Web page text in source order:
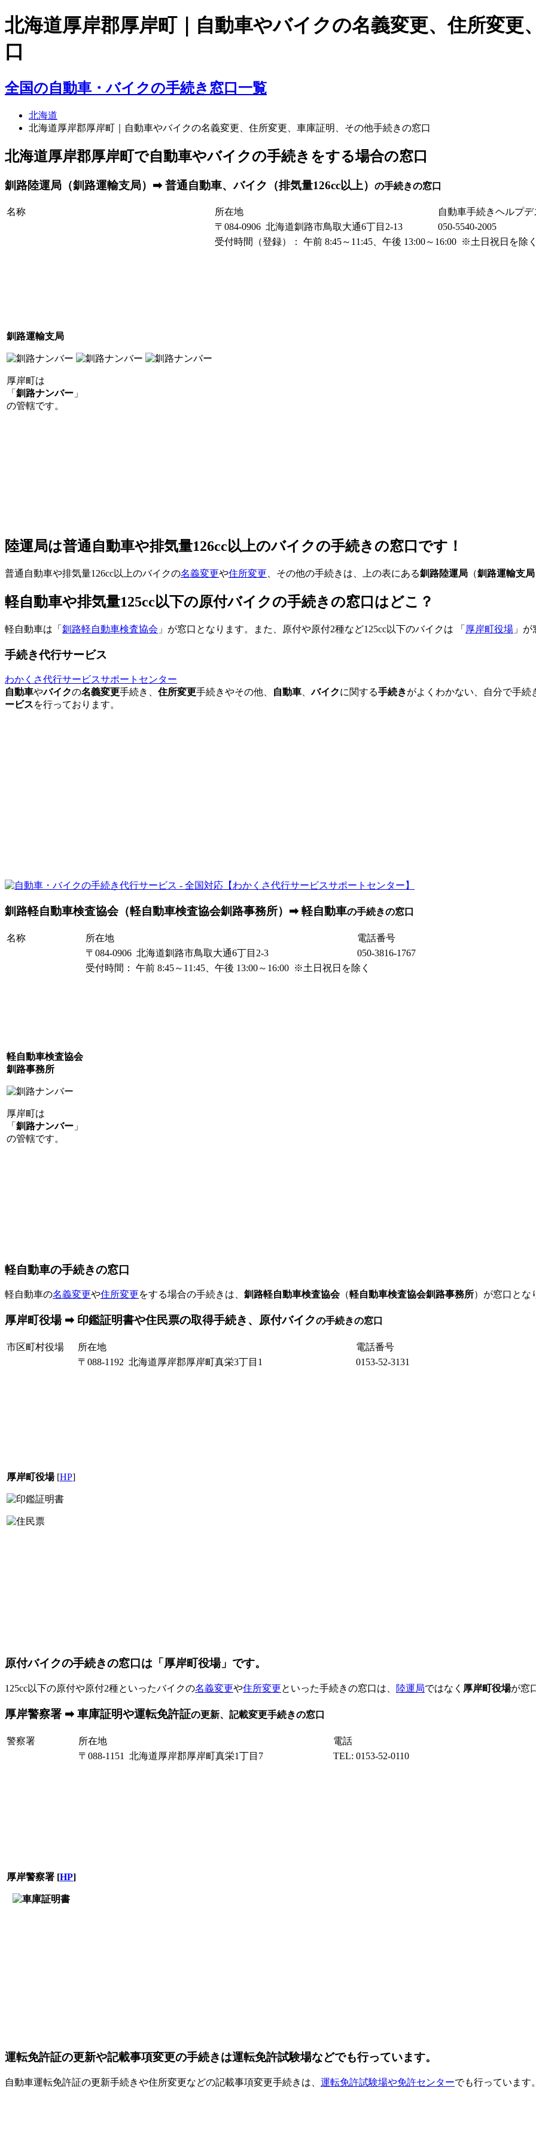
北海道厚岸郡厚岸町｜自動車やバイクの名義変更、住所変更
口
全国の自動車・バイクの手続き窓口一覧
北海道
北海道厚岸郡厚岸町｜自動車やバイクの名義変更、住所変更、車庫証明、その他手続きの窓口
北海道厚岸郡厚岸町で自動車やバイクの手続きをする場合の窓口
釧路陸運局（釧路運輸支局）➡ 普通自動車、バイク（排気量126cc以上） の手続きの窓口
名称 所在地 自動車手続きヘルプデ
釧路運輸支局
厚岸町は
「 釧路ナンバー 」
の管轄です。
〒084-0906 北海道釧路市鳥取大通6丁目2-13
050-5540-2005
受付時間（登録）： 午前 8:45～11:45、午後 13:00～16:00 ※土日祝日を除
陸運局は普通自動車や排気量126cc以上のバイクの手続きの窓口です！
普通自動車や排気量126cc以上のバイクの名義変更や住所変更 、その他の手続きは、上の表にある釧路陸運局 （釧路運輸支局
軽自動車や排気量125cc以下の原付バイクの手続きの窓口はどこ？
軽自動車は「 釧路軽自動車検査協会 」が窓口となります。また、原付や原付2種など125cc以下のバイクは 「 厚岸町役場 」
手続き代行サービス
わかくさ代行サービスサポートセンター
自動車やバイクの名義変更手続き、 住所変更手続きやその他、 自動車 、バイクに関する手続きがよくわかない、自分で手
ービスを行っております。
釧路軽自動車検査協会（軽自動車検査協会釧路事務所）➡ 軽自動車の手続きの窓口
名称 所在地 電話番号
軽自動車検査協会
釧路事務所
厚岸町は
「 釧路ナンバー 」
の管轄です。
〒084-0906 北海道釧路市鳥取大通6丁目2-3
050-3816-1767
受付時間： 午前 8:45～11:45、午後 13:00～16:00 ※土日祝日を除く
軽自動車の手続きの窓口
軽自動車の名義変更や住所変更をする場合の手続きは、 釧路軽自動車検査協会（軽自動車検査協会釧路事務所）が窓口とな
厚岸町役場 ➡ 印鑑証明書や住民票の取得手続き、原付バイクの手続きの窓口
市区町村役場 所在地 電話番号
厚岸町役場 [HP]
〒088-1192 北海道厚岸郡厚岸町真栄3丁目1 0153-52-3131
原付バイクの手続きの窓口は「厚岸町役場」です。
125cc以下の原付や原付2種といったバイクの名義変更や住所変更といった手続きの窓口は、 陸運局ではなく 厚岸町役場が窓
厚岸警察署 ➡ 車庫証明や運転免許証の更新、記載変更手続きの窓口
警察署 所在地 電話
厚岸警察署 [HP]
〒088-1151 北海道厚岸郡厚岸町真栄1丁目7 TEL: 0153-52-0110
運転免許証の更新や記載事項変更の手続きは運転免許試験場などでも行っています。
自動車運転免許証の更新手続きや住所変更などの記載事項変更手続きは、 運転免許試験場や免許センターでも行っています